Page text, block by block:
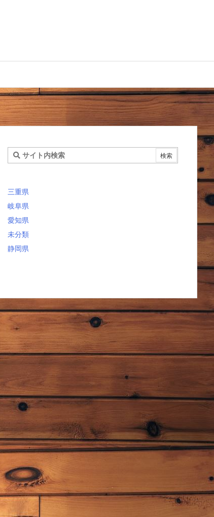
三重県
岐阜県
愛知県
未分類
静岡県